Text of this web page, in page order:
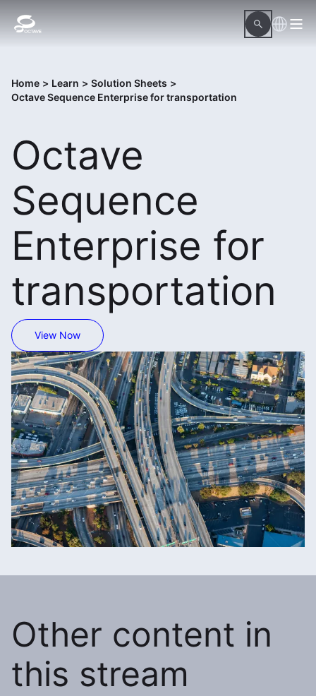
Home > Learn > Solution Sheets >
Octave Sequence Enterprise for transportation
Octave
Sequence
Enterprise for
transportation
View Now
Other content in
this stream